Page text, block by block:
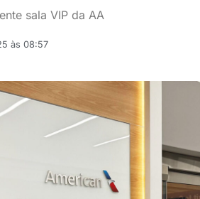
sala VIP da AA
às 08:57